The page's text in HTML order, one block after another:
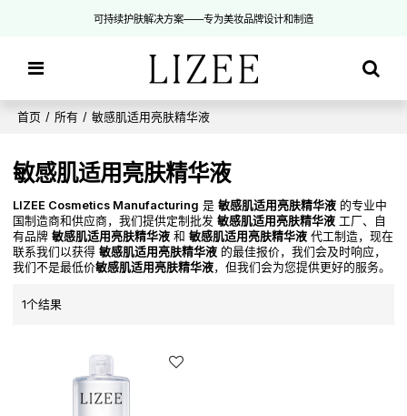
可持续护肤解决方案——专为美妆品牌设计和制造
首页 / 所有 / 敏感肌适用亮肤精华液
敏感肌适用亮肤精华液
LIZEE Cosmetics Manufacturing 是敏感肌适用亮肤精华液 的专业中
国制造商和供应商，我们提供定制批发敏感肌适用亮肤精华液 工厂、自
有品牌敏感肌适用亮肤精华液 和敏感肌适用亮肤精华液 代工制造，现在
联系我们以获得敏感肌适用亮肤精华液 的最佳报价，我们会及时响应，
我们不是最低价敏感肌适用亮肤精华液，但我们会为您提供更好的服务。
1个结果